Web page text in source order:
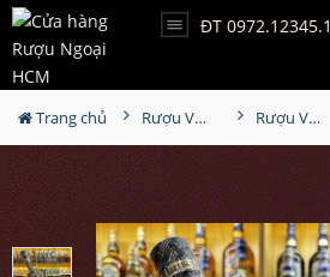
ĐT 0972.12345.1
Trang chủ Rượu Vodka Rượu Vodka Beluga Celebration Gold